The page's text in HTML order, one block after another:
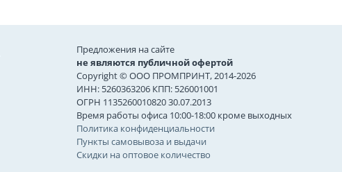
Предложения на сайте
не являются публичной офертой
Copyright © ООО ПРОМПРИНТ, 2014-2026
ИНН: 5260363206 КПП: 526001001
ОГРН 1135260010820 30.07.2013
Время работы офиса 10:00-18:00 кроме выходных
Политика конфиденциальности
Пункты самовывоза и выдачи
Скидки на оптовое количество